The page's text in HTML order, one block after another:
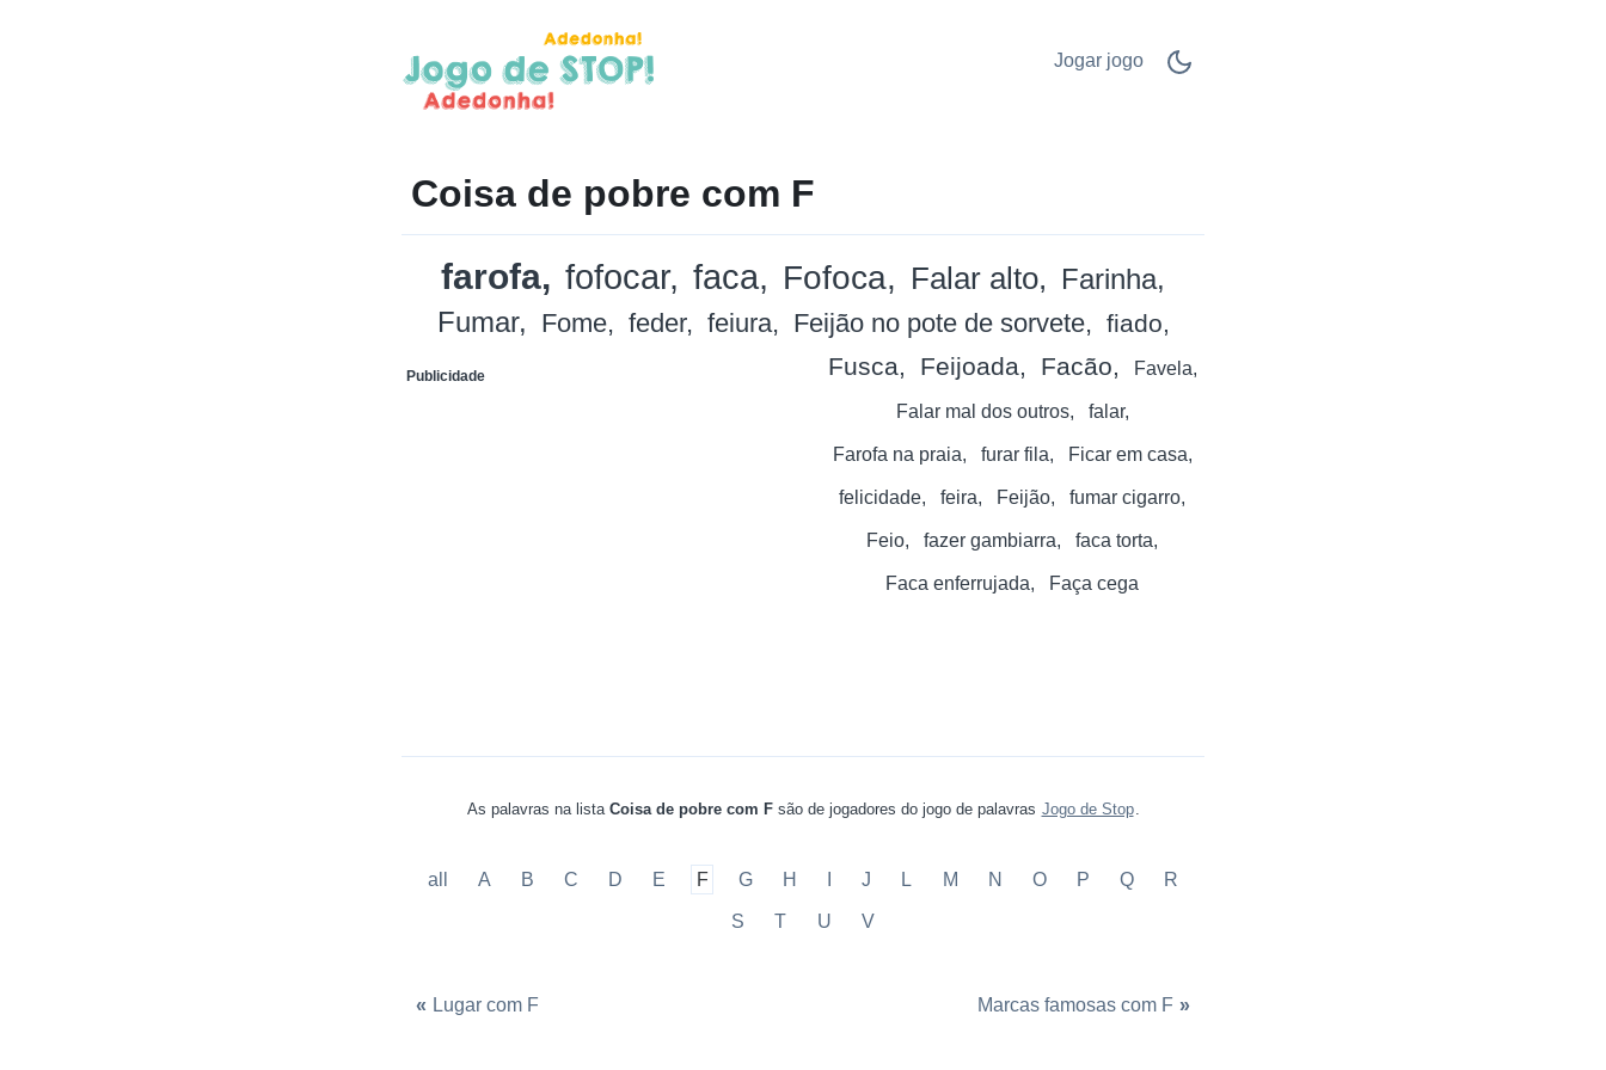
Jogar jogo
Coisa de pobre com F
farofa fofocar faca Fofoca Falar alto
Farinha
Fumar
Fome feder feiura Feijão no pote de sorvete
fiado
Fusca
Feijoada Facão
Publicidade Favela
Falar mal dos outros falar
Farofa na praia furar fila Ficar em casa
felicidade feira Feijão fumar cigarro
Feio fazer gambiarra faca torta
Faca enferrujada Faça cega
As palavras na lista Coisa de pobre com Fsão de jogadores do jogo de palavras Jogo de Stop.
all A B C D E F G H J L M N O P Q R
S T U V
« Lugar com F Marcas famosas com F »